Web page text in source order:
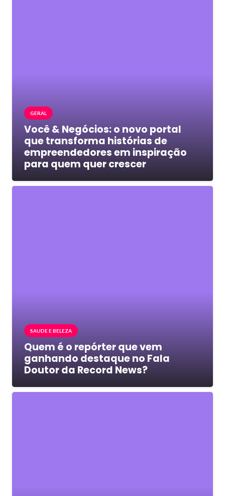
GERAL
Você & Negócios: o novo portal
que transforma histórias de
empreendedores em inspiração
para quem quer crescer
SAUDE E BELEZA
Quem é o repórter que vem
ganhando destaque no Fala
Doutor da Record News?